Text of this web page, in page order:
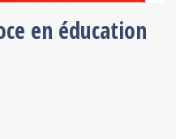
en éducation